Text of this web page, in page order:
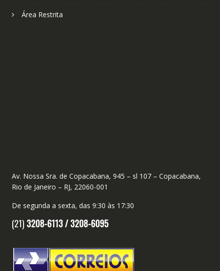
Área Restrita
Av. Nossa Sra. de Copacabana, 945 – sl 107 – Copacabana,
Rio de Janeiro – RJ, 22060-001
De segunda a sexta, das 9:30 às 17:30
(21) 3208-6113 /3208-6095